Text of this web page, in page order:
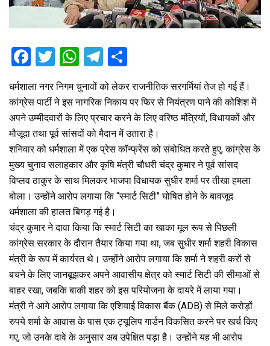
F
ce
b
o
o
k
T
wi
tt
er
W
at
s
A
p
p
T
el
e
gr
a
m
ar
e
धर्मशाला नगर निगम चुनावों को लेकर राजनीतिक सरगर्मियां तेज हो गई हैं।
कांग्रेस पार्टी ने इस नागरिक निकाय पर फिर से नियंत्रण पाने की कोशिश में
अपने उम्मीदवारों के लिए प्रचार करने के लिए वरिष्ठ मंत्रियों, विधायकों और
मौजूदा तथा पूर्व सांसदों को मैदान में उतारा है।
शनिवार को धर्मशाला में एक प्रेस कॉन्फ्रेंस को संबोधित करते हुए, कांग्रेस के
मुख्य चुनाव सलाहकार और कृषि मंत्री चौधरी चंद्र कुमार ने पूर्व सांसद
विप्लव ठाकुर के साथ मिलकर भाजपा विधायक सुधीर शर्मा पर तीखा हमला
बोला। उन्होंने आरोप लगाया कि “स्मार्ट सिटी” घोषित होने के बावजूद
धर्मशाला की हालत बिगड़ गई है।
चंद्र कुमार ने दावा किया कि स्मार्ट सिटी का खाका मूल रूप से पिछली
कांग्रेस सरकार के दौरान तैयार किया गया था, जब सुधीर शर्मा शहरी विकास
मंत्री के रूप में कार्यरत थे। उन्होंने आरोप लगाया कि शर्मा ने शहरी करों से
बचने के लिए जानबूझकर अपने आवासीय क्षेत्र को स्मार्ट सिटी की सीमाओं से
बाहर रखा, जबकि बाकी शहर को इस परियोजना के दायरे में लाया गया।
मंत्री ने आगे आरोप लगाया कि एशियाई विकास बैंक (ADB) से मिले करोड़ों
रुपये शर्मा के आवास के पास एक ट्यूलिप गार्डन विकसित करने पर खर्च किए
गए, जो उनके दावे के अनुसार अब उपेक्षित पड़ा है। उन्होंने यह भी आरोप